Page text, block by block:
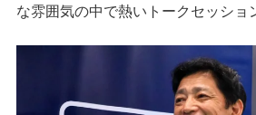
な雰囲気の中で熱いトークセッショ